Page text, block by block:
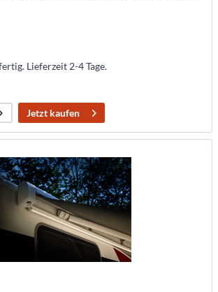
Lieferzeit 2-4 Tage.
Jetzt kaufen